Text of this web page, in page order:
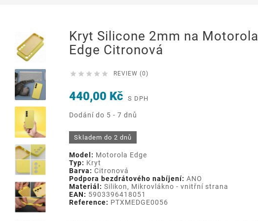
Kryt Silicone 2mm na Motorola
Edge Citronová
     REVIEW (0)
440,00 Kč S DPH
Dodání do 5 - 7 dnů
Skladem do 2 dnů
Model: Motorola Edge
Typ: Kryt
Barva: Citronová
Podpora bezdrátového nabíjení: ANO
Materiál: Silikon, Mikrovlákno - vnitřní strana
EAN: 5903396418051
Reference: PTXMEDGE0056